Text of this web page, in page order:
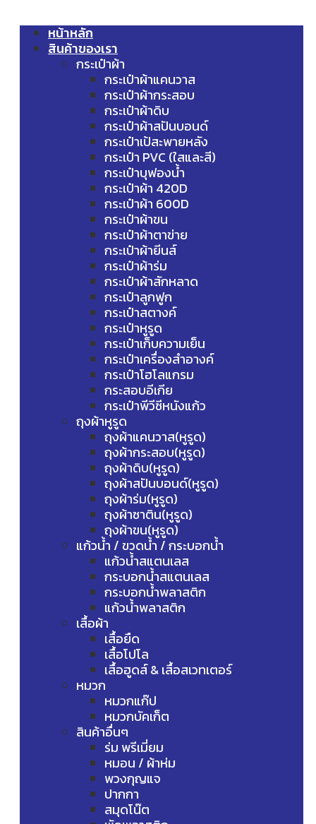
หน้าหลัก
สินค้าของเรา
กระเป๋าผ้า
กระเป๋าผ้าแคนวาส
กระเป๋าผ้ากระสอบ
กระเป๋าผ้าดิบ
กระเป๋าผ้าสปันบอนด์
กระเป๋าเป้สะพายหลัง
กระเป๋า PVC (ใสและสี)
กระเป๋าบุฟองน้ำ
กระเป๋าผ้า 420D
กระเป๋าผ้า 600D
กระเป๋าผ้าขน
กระเป๋าผ้าตาข่าย
กระเป๋าผ้ายีนส์
กระเป๋าผ้าร่ม
กระเป๋าผ้าสักหลาด
กระเป๋าลูกฟูก
กระเป๋าสตางค์
กระเป๋าหูรูด
กระเป๋าเก็บความเย็น
กระเป๋าเครื่องสำอางค์
กระเป๋าโฮโลแกรม
กระสอบอีเกีย
กระเป๋าพีวีซีหนังแก้ว
ถุงผ้าหูรูด
ถุงผ้าแคนวาส(หูรูด)
ถุงผ้ากระสอบ(หูรูด)
ถุงผ้าดิบ(หูรูด)
ถุงผ้าสปันบอนด์(หูรูด)
ถุงผ้าร่ม(หูรูด)
ถุงผ้าซาติน(หูรูด)
ถุงผ้าขน(หูรูด)
แก้วน้ำ / ขวดน้ำ / กระบอกน้ำ
แก้วน้ำสแตนเลส
กระบอกน้ำสแตนเลส
กระบอกน้ำพลาสติก
แก้วน้ำพลาสติก
เสื้อผ้า
เสื้อยืด
เสื้อโปโล
เสื้อฮูดส์ & เสื้อสเวทเตอร์
หมวก
หมวกแก๊ป
หมวกบัคเก็ต
สินค้าอื่นๆ
ร่ม พรีเมี่ยม
หมอน / ผ้าห่ม
พวงกุญแจ
ปากกา
สมุดโน๊ต